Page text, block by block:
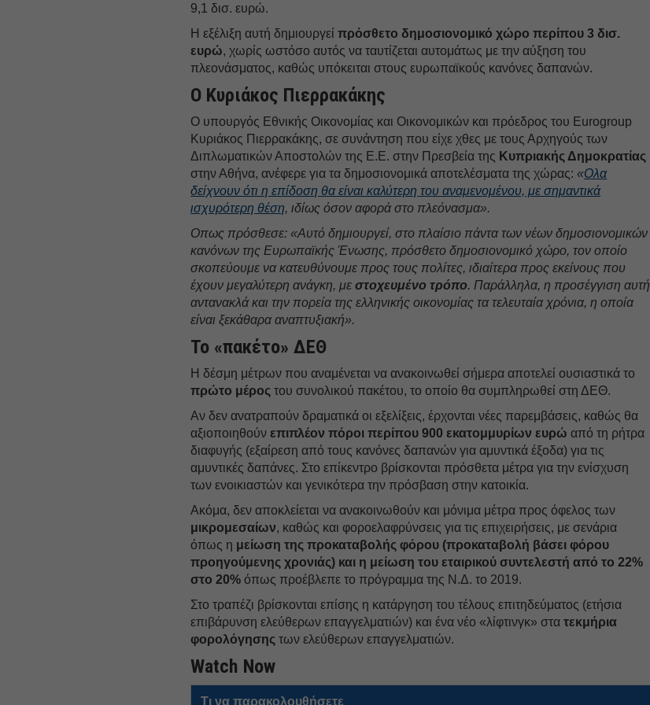
9,1 δισ. ευρώ.
Η εξέλιξη αυτή δημιουργείπρόσθετο δημοσιονομικό χώρο περίπου 3 δισ.
ευρώ, χωρίς ωστόσο αυτός να ταυτίζεται αυτομάτως με την αύξηση του
πλεονάσματος, καθώς υπόκειται στους ευρωπαϊκούς κανόνες δαπανών.
Ο Κυριάκος Πιερρακάκης
Ο υπουργός Εθνικής Οικονομίας και Οικονομικών και πρόεδρος του Eurogroup
Κυριάκος Πιερρακάκης, σε συνάντηση που είχε χθες με τους Αρχηγούς των
Διπλωματικών Αποστολών της Ε.Ε. στην Πρεσβεία της Κυπριακής Δημοκρατίας
στην Αθήνα, ανέφερε για τα δημοσιονομικά αποτελέσματα της χώρας:«Ολα
δείχνουν ότι η επίδοση θα είναι καλύτερη του αναμενομένου, με σημαντικά
ισχυρότερη θέση, ιδίως όσον αφορά στο πλεόνασμα».
Οπως πρόσθεσε: «Αυτό δημιουργεί, στο πλαίσιο πάντα των νέων δημοσιονομικών
κανόνων της Ευρωπαϊκής Ένωσης, πρόσθετο δημοσιονομικό χώρο, τον οποίο
σκοπεύουμε να κατευθύνουμε προς τους πολίτες, ιδιαίτερα προς εκείνους που
έχουν μεγαλύτερη ανάγκη, μεστοχευμένο τρόπο. Παράλληλα, η προσέγγιση αυτή
αντανακλά και την πορεία της ελληνικής οικονομίας τα τελευταία χρόνια, η οποία
είναι ξεκάθαρα αναπτυξιακή».
Το «πακέτο» ΔΕΘ
Η δέσμη μέτρων που αναμένεται να ανακοινωθεί σήμερα αποτελεί ουσιαστικά το
πρώτο μέρος του συνολικού πακέτου, το οποίο θα συμπληρωθεί στη ΔΕΘ.
Αν δεν ανατραπούν δραματικά οι εξελίξεις, έρχονται νέες παρεμβάσεις, καθώς θα
αξιοποιηθούνεπιπλέον πόροι περίπου 900 εκατομμυρίων ευρώ από τη ρήτρα
διαφυγής (εξαίρεση από τους κανόνες δαπανών για αμυντικά έξοδα) για τις
αμυντικές δαπάνες. Στο επίκεντρο βρίσκονται πρόσθετα μέτρα για την ενίσχυση
των ενοικιαστών και γενικότερα την πρόσβαση στην κατοικία.
Ακόμα, δεν αποκλείεται να ανακοινωθούν και μόνιμα μέτρα προς όφελος των
μικρομεσαίων, καθώς και φοροελαφρύνσεις για τις επιχειρήσεις, με σενάρια
όπως η μείωση της προκαταβολής φόρου (προκαταβολή βάσει φόρου
προηγούμενης χρονιάς) και η μείωση του εταιρικού συντελεστή από το 22%
στο 20% όπως προέβλεπε το πρόγραμμα της Ν.Δ. το 2019.
Στο τραπέζι βρίσκονται επίσης η κατάργηση του τέλους επιτηδεύματος (ετήσια
επιβάρυνση ελεύθερων επαγγελματιών) και ένα νέο «λίφτινγκ» στατεκμήρια
φορολόγησης των ελεύθερων επαγγελματιών.
Watch Now
Τι να παρακολουθήσετε